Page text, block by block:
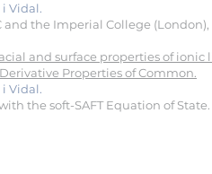
Vidal.
and the Imperial College
and surface properties of ionic
Properties of Common.
Vidal.
the soft-SAFT Equation of